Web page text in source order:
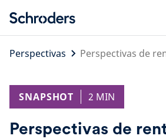
content
Perspectivas
Perspectivas de
SNAPSHOT 2 MIN
Perspectivas de